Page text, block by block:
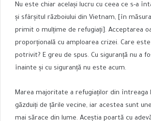
Nu este chiar același lucru cu ceea ce s-a
și sfârșitul războiului din Vietnam, [în
primit o mulțime de refugiați]. Acceptarea
proporțională cu amploarea crizei. Care
potrivit? E greu de spus. Cu siguranță nu a
înainte și cu siguranță nu este acum.
Marea majoritate a refugiaților din întreaga
găzduiți de țările vecine, iar acestea sunt
mai sărace din lume. Aceștia poartă cu